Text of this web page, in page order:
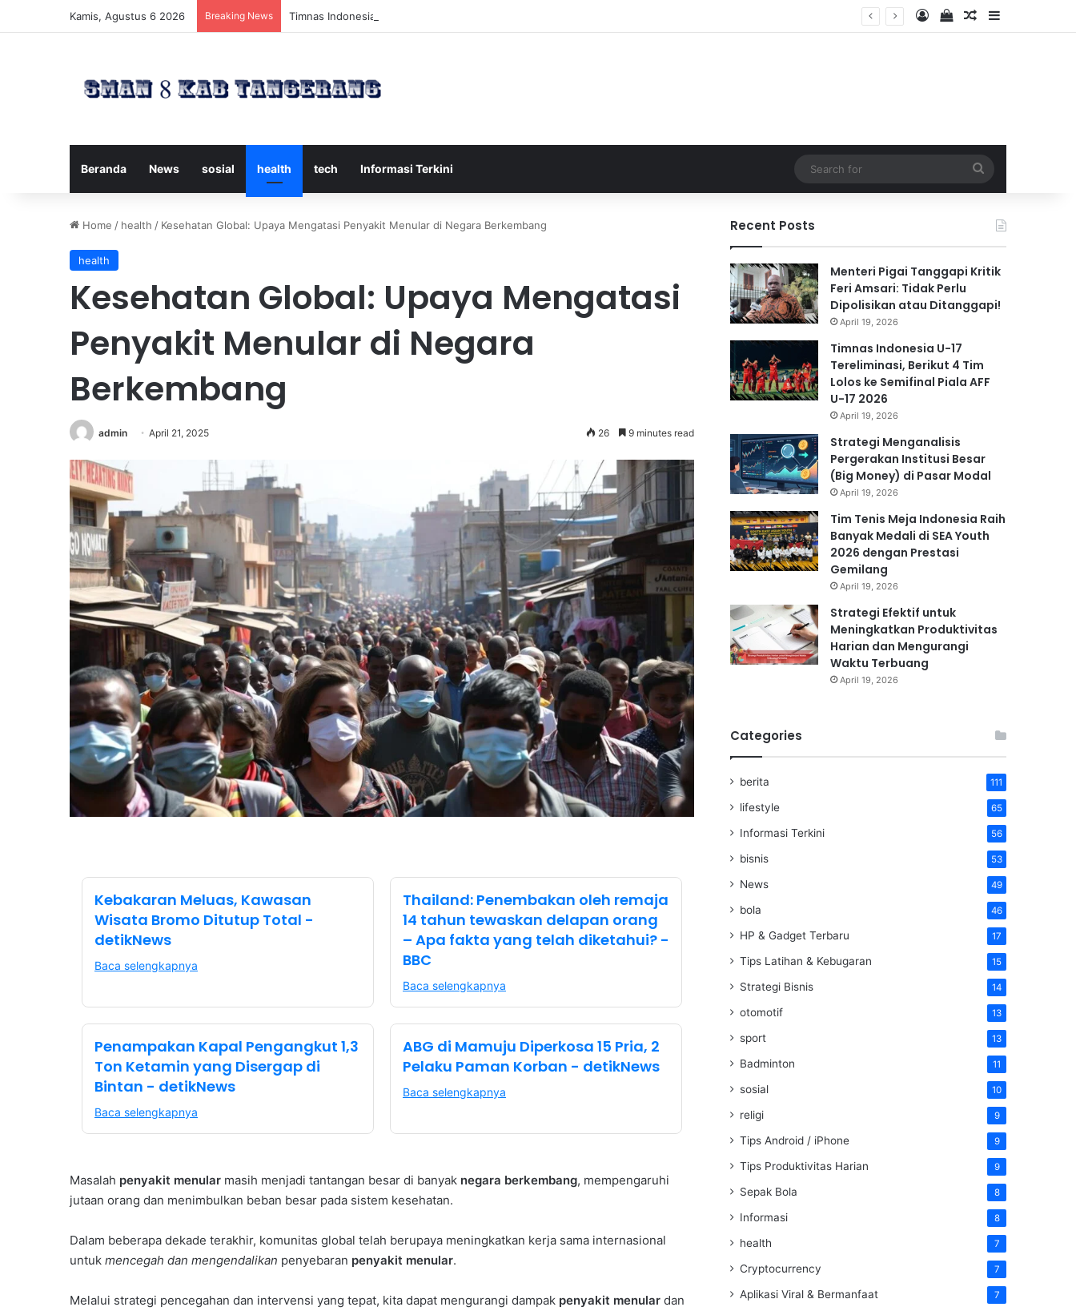
Kamis, Agustus 6 2026 Breaking News Timnas Indonesia U-17 Tereliminasi, Berikut 4 Tim Lolos ke Semifinal Piala AFF U-17 2026 Log InView your
Random Article
Sidebar
Beranda News sosial health tech Informasi Terkini
for
Home / health / Kesehatan Global: Upaya Mengatasi Penyakit Menular di Negara Berkembang
health
Kesehatan Global: Upaya Mengatasi
Penyakit Menular di Negara
Berkembang
admin April 21, 2025 26 9 minutes read
Kebakaran Meluas, Kawasan
Wisata Bromo Ditutup Total -
detikNews
Baca selengkapnya
Thailand: Penembakan oleh remaja
14 tahun tewaskan delapan orang
– Apa fakta yang telah diketahui? -
BBC
Baca selengkapnya
Penampakan Kapal Pengangkut 1,3
Ton Ketamin yang Disergap di
Bintan - detikNews
Baca selengkapnya
ABG di Mamuju Diperkosa 15 Pria, 2
Pelaku Paman Korban - detikNews
Baca selengkapnya
Masalah penyakit menular masih menjadi tantangan besar di banyak negara berkembang, mempengaruhi
jutaan orang dan menimbulkan beban besar pada sistem kesehatan.
Dalam beberapa dekade terakhir, komunitas global telah berupaya meningkatkan kerja sama internasional
untuk mencegah dan mengendalikan penyebaran penyakit menular.
Melalui strategi pencegahan dan intervensi yang tepat, kita dapat mengurangi dampak penyakit menular dan
Recent Posts
Menteri Pigai Tanggapi Kritik
Feri Amsari: Tidak Perlu
Dipolisikan atau Ditanggapi!
April 19, 2026
Timnas Indonesia U-17
Tereliminasi, Berikut 4 Tim
Lolos ke Semifinal Piala AFF
U-17 2026
April 19, 2026
Strategi Menganalisis
Pergerakan Institusi Besar
(Big Money) di Pasar Modal
April 19, 2026
Tim Tenis Meja Indonesia Raih
Banyak Medali di SEA Youth
2026 dengan Prestasi
Gemilang
April 19, 2026
Strategi Efektif untuk
Meningkatkan Produktivitas
Harian dan Mengurangi
Waktu Terbuang
April 19, 2026
Categories
berita 111
lifestyle 65
Informasi Terkini 56
bisnis 53
News 49
bola 46
HP & Gadget Terbaru 17
Tips Latihan & Kebugaran 15
Strategi Bisnis 14
otomotif 13
sport 13
Badminton 11
sosial 10
religi 9
Tips Android / iPhone 9
Tips Produktivitas Harian 9
Sepak Bola 8
Informasi 8
health 7
Cryptocurrency 7
Aplikasi Viral & Bermanfaat 7